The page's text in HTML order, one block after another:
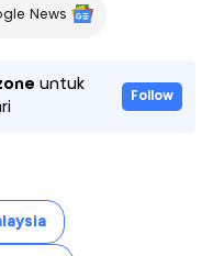
News
untuk
Follow